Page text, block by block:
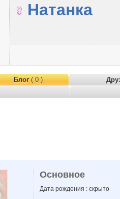
Натанка
Блог( 0 )
Основное
Дата рождения : скрыто